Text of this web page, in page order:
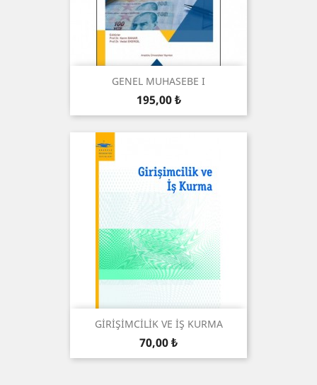
GENEL MUHASEBE I
Preis
195,00 ₺
GİRİŞİMCİLİK VE İŞ KURMA
Preis
70,00 ₺